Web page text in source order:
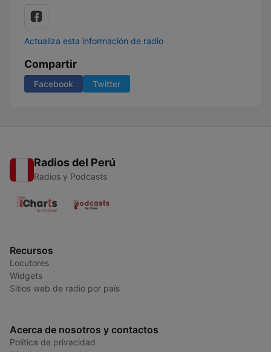
Actualiza esta información de radio
Compartir
Facebook Twitter
Radios del Perú
Radios y Podcasts
Recursos
Locutores
Widgets
Sitios web de radio por país
Acerca de nosotros y contactos
Política de privacidad